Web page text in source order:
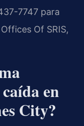
7747 para
Of SRIS,
en
City?